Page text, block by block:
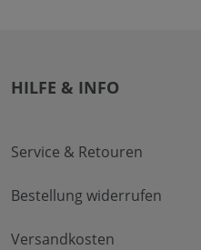
HILFE & INFO
Service & Retouren
Bestellung widerrufen
Versandkosten